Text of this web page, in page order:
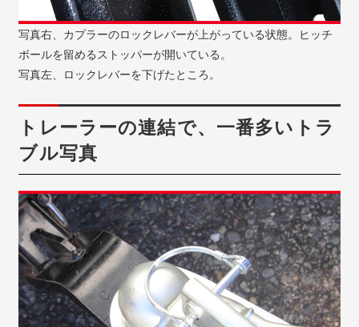
写真右、カプラーのロックレバーが上がっている状態。ヒッチ
ボールを留めるストッパーが開いている。
写真左、ロックレバーを下げたところ。
トレーラーの連結で、一番多いトラ
ブル写真